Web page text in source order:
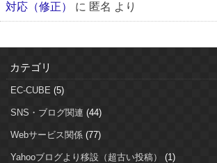
対応（修正）
に 匿名 より
カテゴリ
EC-CUBE (5)
SNS・ブログ関連 (44)
Webサービス関係 (77)
Yahooブログより移設（超古い投稿） (1)